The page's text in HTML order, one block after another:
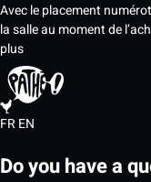
Avec le placement
la salle au moment de
plus
FREN
Do you have a